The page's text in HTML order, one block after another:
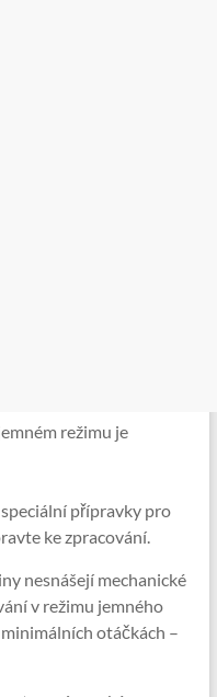
režimu je
přípravky pro
ke zpracování.
nesnášejí mechanické
v režimu jemného
otáčkách –